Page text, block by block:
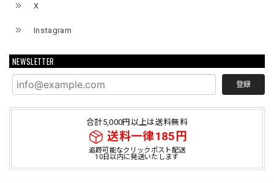
X
Instagram
NEWSLETTER
登録
合計5,000円以上は送料無料
送料一律185円
追跡可能なクリックポスト配送
10日以内に発送いたします